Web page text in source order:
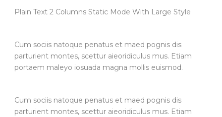
Plain Text 2 Columns Static Mode With Large Style
Cum sociis natoque penatus et maed pognis dis
parturient montes, scettur aieoridiculus mus. Etiam
portaem maleyo iosuada magna mollis euismod.
Cum sociis natoque penatus et maed pognis dis
parturient montes, scettur aieoridiculus mus. Etiam